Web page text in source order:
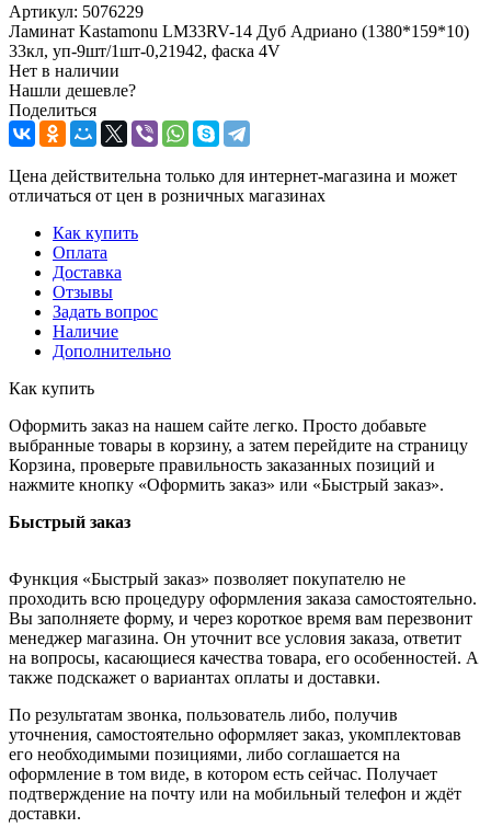
Артикул: 5076229
Ламинат Kastamonu LM33RV-14 Дуб Адриано (1380*159*10)
33кл, уп-9шт/1шт-0,21942, фаска 4V
Нет в наличии
Нашли дешевле?
Поделиться
Цена действительна только для интернет-магазина и может
отличаться от цен в розничных магазинах
Как купить
Оплата
Доставка
Отзывы
Задать вопрос
Наличие
Дополнительно
Как купить
Оформить заказ на нашем сайте легко. Просто добавьте
выбранные товары в корзину, а затем перейдите на страницу
Корзина, проверьте правильность заказанных позиций и
нажмите кнопку «Оформить заказ» или «Быстрый заказ».
Быстрый заказ
Функция «Быстрый заказ» позволяет покупателю не
проходить всю процедуру оформления заказа самостоятельно.
Вы заполняете форму, и через короткое время вам перезвонит
менеджер магазина. Он уточнит все условия заказа, ответит
на вопросы, касающиеся качества товара, его особенностей. А
также подскажет о вариантах оплаты и доставки.
По результатам звонка, пользователь либо, получив
уточнения, самостоятельно оформляет заказ, укомплектовав
его необходимыми позициями, либо соглашается на
оформление в том виде, в котором есть сейчас. Получает
подтверждение на почту или на мобильный телефон и ждёт
доставки.